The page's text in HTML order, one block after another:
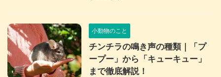
小動物のこと
チンチラの鳴き声の種類｜「プ
ープー」から「キューキュー」
まで徹底解説！